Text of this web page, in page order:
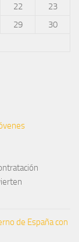
22
23
29
30
de España con